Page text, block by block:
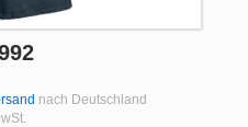
nach Deutschland